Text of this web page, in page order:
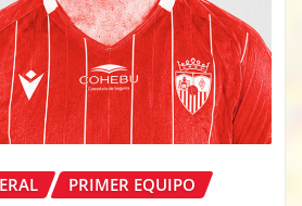
PRIMER EQUIPO